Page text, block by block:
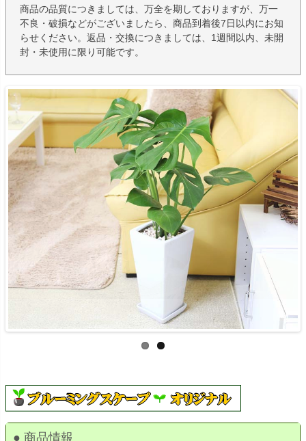
商品の品質につきましては、万全を期しておりますが、万一
不良・破損などがございましたら、商品到着後7日以内にお知
らせください。返品・交換につきましては、1週間以内、未開
封・未使用に限り可能です。
● 商品情報